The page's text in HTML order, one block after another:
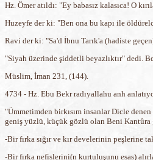
Hz. Ömer atıldı: "Ey babasız kalasıca! O
Huzeyfe der ki: "Ben ona bu kapı ile
Ravi der ki: "Sa'd İbnu Tarık'a (hadiste
"Siyah üzerinde şiddetli beyazlıktır" dedi.
Müslim, İman 231, (144).
4734 - Hz. Ebu Bekr radıyallahu anh
"Ümmetimden birkısım insanlar Dicle
geniş yüzlü, küçük gözlü olan Beni Kantûra
-Bir fırka sığır ve kır develerinin peşlerine
-Bir fırka nefislerini(n kurtuluşunu esas)